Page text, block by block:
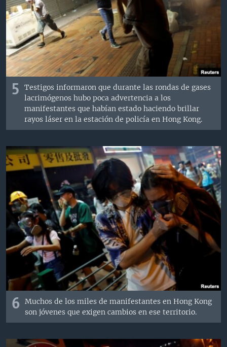
5
Testigos informaron que durante las rondas de gases
lacrimógenos hubo poca advertencia a los
manifestantes que habían estado haciendo brillar
rayos láser en la estación de policía en Hong Kong.
6
Muchos de los miles de manifestantes en Hong Kong
son jóvenes que exigen cambios en ese territorio.